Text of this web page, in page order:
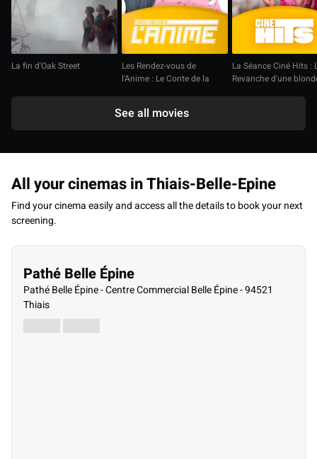
La fin d'Oak Street
Les Rendez-vous de
l'Anime : Le Conte de la
La Séance Ciné Hits :
Revanche d'une
See all movies
All your cinemas in Thiais-Belle-Epine
Find your cinema easily and access all the details to book your next
screening.
Pathé Belle Épine
Pathé Belle Épine - Centre Commercial Belle Épine - 94521
Thiais